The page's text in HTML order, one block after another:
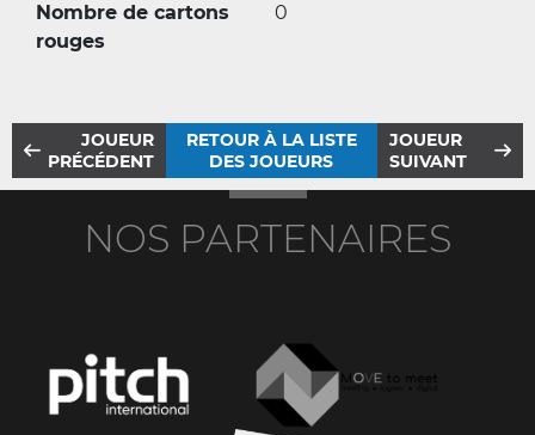
Nombre de cartons
rouges
0
JOUEUR
PRÉCÉDENT
RETOUR À LA LISTE
DES JOUEURS
JOUEUR
SUIVANT
NOS PARTENAIRES